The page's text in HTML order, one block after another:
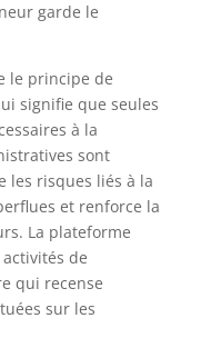
garde le
le principe de
signifie que seules
à la
sont
les risques liés à la
et renforce la
La plateforme
de
qui recense
sur les